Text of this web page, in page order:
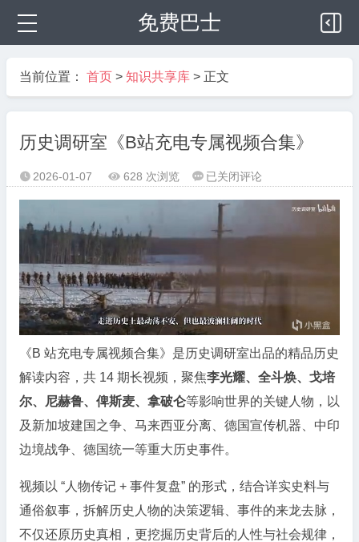
免费巴士
当前位置： 首页 > 知识共享库 > 正文
历史调研室《B站充电专属视频合集》
 2026-01-07  628 次浏览  历
研
《B
站
电
专
属
视
频
合
集》
已关闭评论
《B 站充电专属视频合集》是历史调研室出品的精品历史
解读内容，共 14 期长视频，聚焦李光耀、全斗焕、戈培
尔、尼赫鲁、俾斯麦、拿破仑等影响世界的关键人物，以
及新加坡建国之争、马来西亚分离、德国宣传机器、中印
边境战争、德国统一等重大历史事件。
视频以 “人物传记 + 事件复盘” 的形式，结合详实史料与
通俗叙事，拆解历史人物的决策逻辑、事件的来龙去脉，
不仅还原历史真相，更挖掘历史背后的人性与社会规律，